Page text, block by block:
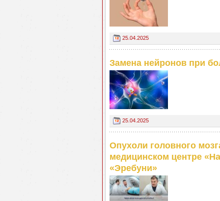
25.04.2025
Замена нейронов при
25.04.2025
Опухоли головного
медицинском центре
«Эребуни»